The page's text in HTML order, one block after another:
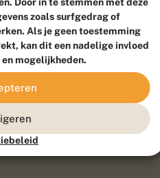
zoals surfgedrag of
Als je geen toestemming
kan dit een nadelige invloed
mogelijkheden.
Go2People, ontworpen door
Agency